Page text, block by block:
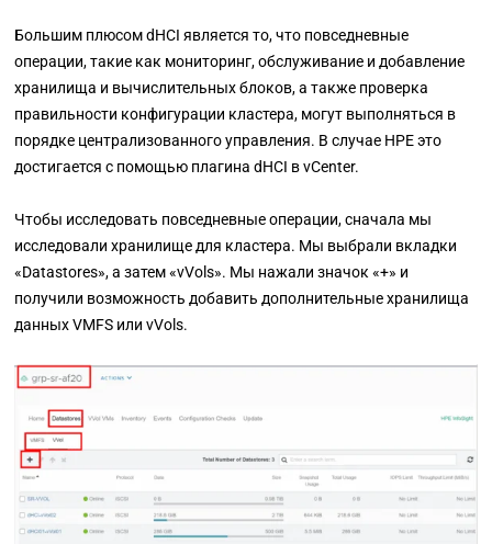
Большим плюсом dHCI является то, что повседневные
операции, такие как мониторинг, обслуживание и добавление
хранилища и вычислительных блоков, а также проверка
правильности конфигурации кластера, могут выполняться в
порядке централизованного управления. Вслучае HPE это
достигается с помощью плагина dHCI в vCenter.
Чтобы исследовать повседневные операции, сначала мы
исследовали хранилище для кластера. Мы выбрали вкладки
«Datastores», а затем «vVols». Мы нажали значок «+» и
получили возможность добавить дополнительные хранилища
данных VMFS или vVols.